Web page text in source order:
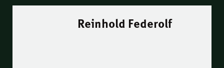
Reinhold Federolf